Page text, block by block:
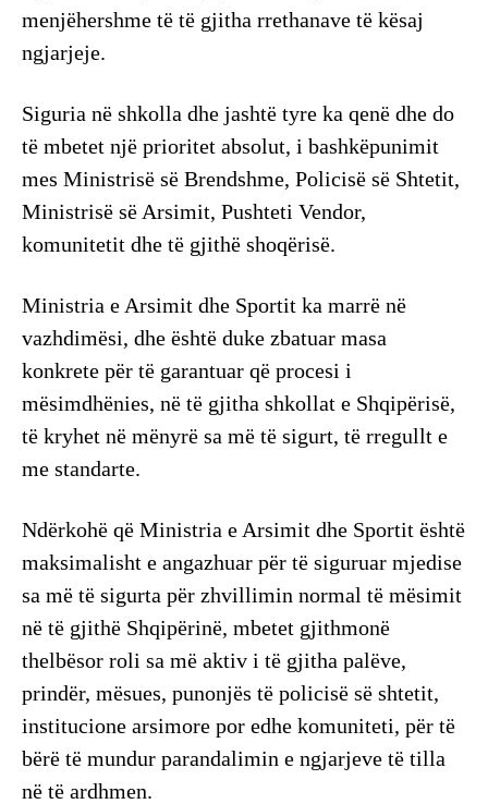
menjëhershme të të gjitha rrethanave të kësaj
ngjarjeje.
Siguria në shkolla dhe jashtë tyre ka qenë dhe do
të mbetet një prioritet absolut, i bashkëpunimit
mes Ministrisë së Brendshme, Policisë së Shtetit,
Ministrisë së Arsimit, Pushteti Vendor,
komunitetit dhe të gjithë shoqërisë.
Ministria e Arsimit dhe Sportit ka marrë në
vazhdimësi, dhe është duke zbatuar masa
konkrete për të garantuar që procesi i
mësimdhënies, në të gjitha shkollat e Shqipërisë,
të kryhet në mënyrë sa më të sigurt, të rregullt e
me standarte.
Ndërkohë që Ministria e Arsimit dhe Sportit është
maksimalisht e angazhuar për të siguruar mjedise
sa më të sigurta për zhvillimin normal të mësimit
në të gjithë Shqipërinë, mbetet gjithmonë
thelbësor roli sa më aktiv i të gjitha palëve,
prindër, mësues, punonjës të policisë së shtetit,
institucione arsimore por edhe komuniteti, për të
bërë të mundur parandalimin e ngjarjeve të tilla
në të ardhmen.